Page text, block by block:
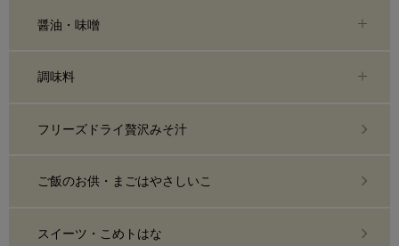
醤油・味噌
調味料
フリーズドライ贅沢みそ汁
ご飯のお供・まごはやさしいこ
スイーツ・こめトはな